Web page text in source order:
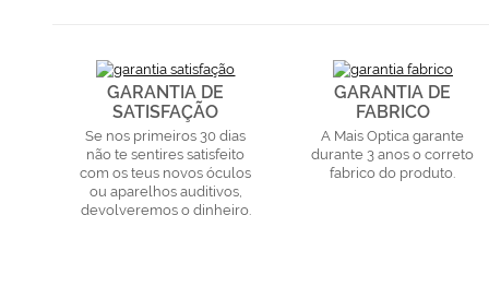
GARANTIA DE
SATISFAÇÃO
Se nos primeiros 30 dias
não te sentires satisfeito
com os teus novos óculos
ou aparelhos auditivos,
devolveremos o dinheiro.
GARANTIA DE
FABRICO
A Mais Optica garante
durante 3 anos o correto
fabrico do produto.